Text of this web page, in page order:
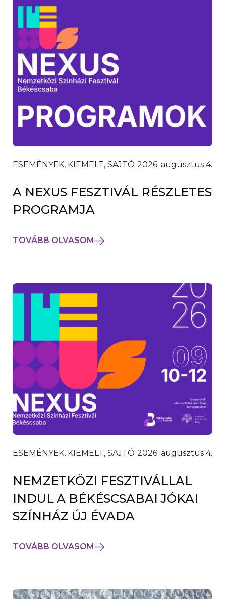
ESEMÉNYEK, KIEMELT, SAJTÓ 2026. augusztus 4.
A NEXUS FESZTIVÁL RÉSZLETES
PROGRAMJA
TOVÁBB OLVASOM
ESEMÉNYEK, KIEMELT, SAJTÓ 2026. augusztus 4.
NEMZETKÖZI FESZTIVÁLLAL
INDUL A BÉKÉSCSABAI JÓKAI
SZÍNHÁZ ÚJ ÉVADA
TOVÁBB OLVASOM